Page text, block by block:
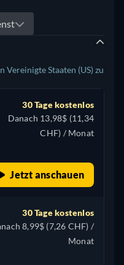
Vereinigte Staaten (US) zu
30 Tage kostenlos
Danach 13,98$ (11,34
CHF) / Monat
Jetzt anschauen
30 Tage kostenlos
8,99$ (7,26 CHF) /
Monat